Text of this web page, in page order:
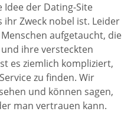
Idee der Dating-Site
Zweck nobel ist. Leider
aufgetaucht, die
ihre versteckten
es ziemlich kompliziert,
zu finden. Wir
und können sagen,
man vertrauen kann.